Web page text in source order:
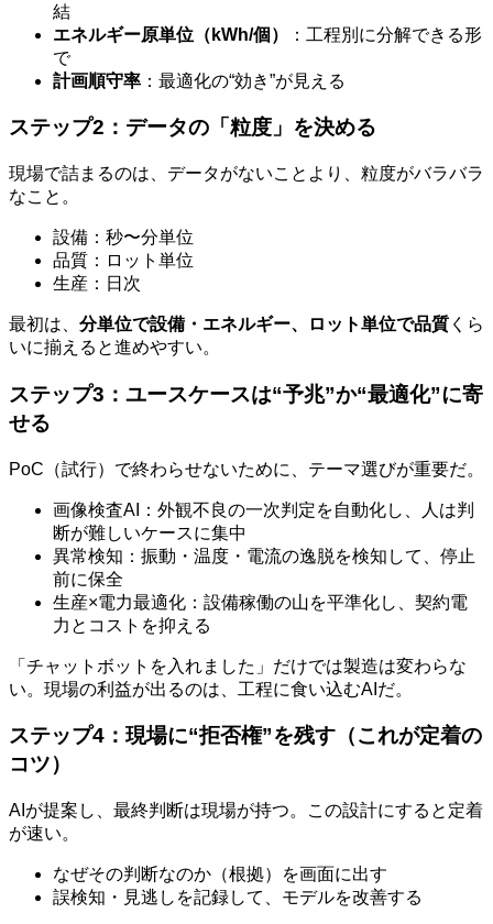
結
エネルギー原単位（kWh/個）
：工程別に分解できる形
で
計画順守率 ：最適化の“効き”が見える
ステップ2：データの「粒度」を決める
現場で詰まるのは、データがないことより、粒度がバラバラ
なこと。
設備：秒〜分単位
品質：ロット単位
生産：日次
最初は、 分単位で設備・エネルギー、ロット単位で品質 くら
いに揃えると進めやすい。
ステップ3：ユースケースは“予兆”か“最適化”に寄
せる
PoC（試行）で終わらせないために、テーマ選びが重要だ。
画像検査AI：外観不良の一次判定を自動化し、人は判
断が難しいケースに集中
異常検知：振動・温度・電流の逸脱を検知して、停止
前に保全
生産×電力最適化：設備稼働の山を平準化し、契約電
力とコストを抑える
「チャットボットを入れました」だけでは製造は変わらな
い。現場の利益が出るのは、工程に食い込むAIだ。
ステップ4：現場に“拒否権”を残す（これが定着の
コツ）
AIが提案し、最終判断は現場が持つ。この設計にすると定着
が速い。
なぜその判断なのか（根拠）を画面に出す
誤検知・見逃しを記録して、モデルを改善する